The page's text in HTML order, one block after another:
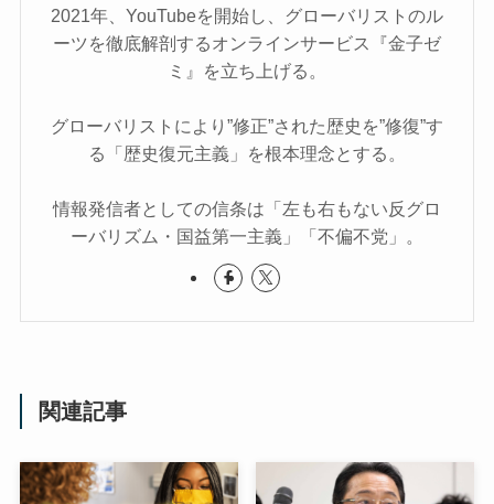
2021年、YouTubeを開始し、グローバリストのル
ーツを徹底解剖するオンラインサービス『金子ゼ
ミ』を立ち上げる。
グローバリストにより”修正”された歴史を”修復”す
る「歴史復元主義」を根本理念とする。
情報発信者としての信条は「左も右もない反グロ
ーバリズム・国益第一主義」「不偏不党」。
関連記事